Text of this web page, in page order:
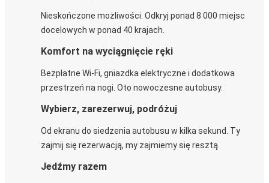
Nieskończone możliwości. Odkryj ponad 8 000 miejsc
docelowych w ponad 40 krajach.
Komfort na wyciągnięcie ręki
Bezpłatne Wi-Fi, gniazdka elektryczne i dodatkowa
przestrzeń na nogi. Oto nowoczesne autobusy.
Wybierz, zarezerwuj, podróżuj
Od ekranu do siedzenia autobusu w kilka sekund. Ty
zajmij się rezerwacją, my zajmiemy się resztą.
Jedźmy razem